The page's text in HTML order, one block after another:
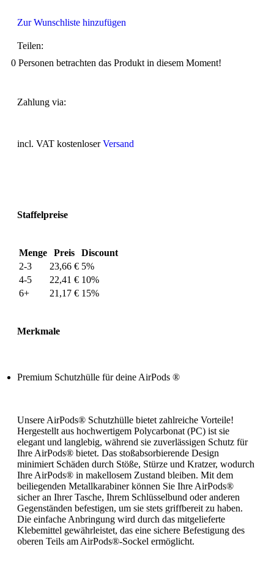
Zur Wunschliste hinzufügen
Teilen:
0 Personen betrachten das Produkt in diesem Moment!
Zahlung via:
incl. VAT kostenloserVersand
Staffelpreise
Menge Preis
Discount
2-3
23,66 € 5%
4-5
22,41 € 10%
6+
21,17 € 15%
Merkmale
Premium Schutzhülle für deine AirPods ®
Unsere AirPods® Schutzhülle bietet zahlreiche Vorteile!
Hergestellt aus hochwertigem Polycarbonat (PC) ist sie
elegant und langlebig, während sie zuverlässigen Schutz für
Ihre AirPods® bietet. Das stoßabsorbierende Design
minimiert Schäden durch Stöße, Stürze und Kratzer, wodurch
Ihre AirPods® in makellosem Zustand bleiben. Mit dem
beiliegenden Metallkarabiner können Sie Ihre AirPods®
sicher an Ihrer Tasche, Ihrem Schlüsselbund oder anderen
Gegenständen befestigen, um sie stets griffbereit zu haben.
Die einfache Anbringung wird durch das mitgelieferte
Klebemittel gewährleistet, das eine sichere Befestigung des
oberen Teils am AirPods®-Sockel ermöglicht.